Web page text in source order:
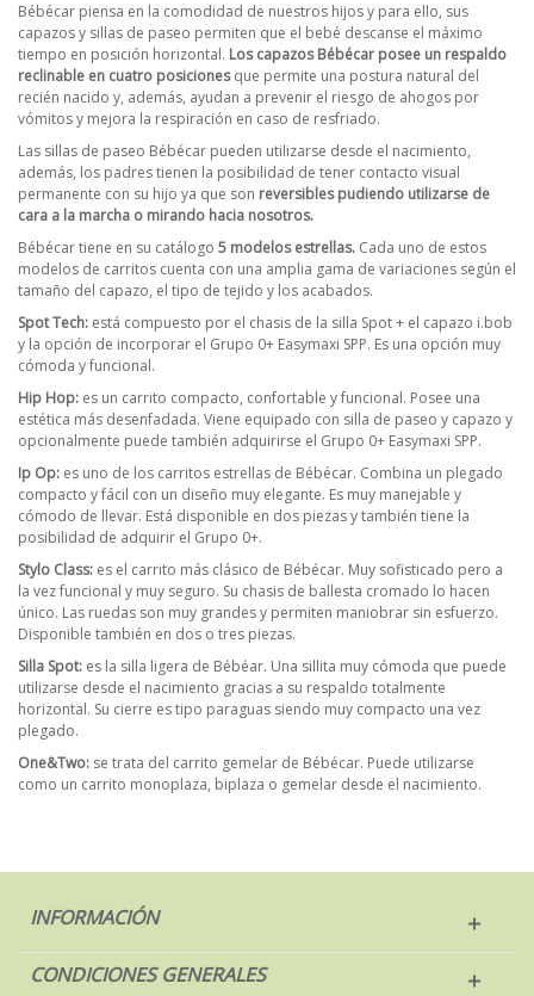
Bébécar piensa en la comodidad de nuestros hijos y para ello, sus
capazos y sillas de paseo permiten que el bebé descanse el máximo
tiempo en posición horizontal. Los capazos Bébécar posee un respaldo
reclinable en cuatro posicionesque permite una postura natural del
recién nacido y, además, ayudan a prevenir el riesgo de ahogos por
vómitos y mejora la respiración en caso de resfriado.
Las sillas de paseo Bébécar pueden utilizarse desde el nacimiento,
además, los padres tienen la posibilidad de tener contacto visual
permanente con su hijo ya que son reversibles pudiendo utilizarse de
cara a la marcha o mirando hacia nosotros.
Bébécar tiene en su catálogo 5 modelos estrellas. Cada uno de estos
modelos de carritos cuenta con una amplia gama de variaciones según el
tamaño del capazo, el tipo de tejido y los acabados.
Spot Tech: está compuesto por el chasis de la silla Spot + el capazo i.bob
y la opción de incorporar el Grupo 0+ Easymaxi SPP. Es una opción muy
cómoda y funcional.
Hip Hop: es un carrito compacto, confortable y funcional. Posee una
estética más desenfadada. Viene equipado con silla de paseo y capazo y
opcionalmente puede también adquirirse el Grupo 0+ Easymaxi SPP.
Ip Op: es uno de los carritos estrellas de Bébécar. Combina un plegado
compacto y fácil con un diseño muy elegante. Es muy manejable y
cómodo de llevar. Está disponible en dos piezas y también tiene la
posibilidad de adquirir el Grupo 0+.
Stylo Class: es el carrito más clásico de Bébécar. Muy sofisticado pero a
la vez funcional y muy seguro. Su chasis de ballesta cromado lo hacen
único. Las ruedas son muy grandes y permiten maniobrar sin esfuerzo.
Disponible también en dos o tres piezas.
Silla Spot: es la silla ligera de Bébéar. Una sillita muy cómoda que puede
utilizarse desde el nacimiento gracias a su respaldo totalmente
horizontal. Su cierre es tipo paraguas siendo muy compacto una vez
plegado.
One&Two: se trata del carrito gemelar de Bébécar. Puede utilizarse
como un carrito monoplaza, biplaza o gemelar desde el nacimiento.
INFORMACIÓN
CONDICIONES GENERALES